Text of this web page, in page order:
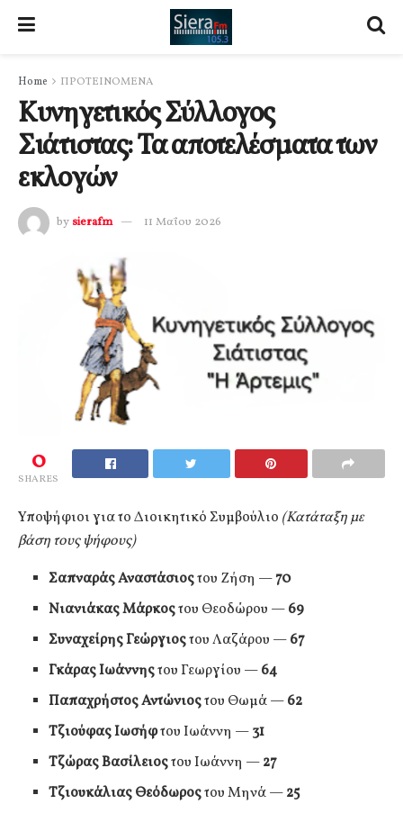
Home ΠΡΟΤΕΙΝΟΜΕΝΑ
Κυνηγετικός Σύλλογος
Σιάτιστας: Τα αποτελέσματα των
εκλογών
by sierafm 11 Μαΐου 2026
0
SHARES
Υποψήφιοι για το Διοικητικό Συμβούλιο (Κατάταξη με
βάση τους ψήφους)
Σαπναράς Αναστάσιοςτου Ζήση —70
Νιανιάκας Μάρκοςτου Θεοδώρου —69
Συναχείρης Γεώργιοςτου Λαζάρου —67
Γκάρας Ιωάννηςτου Γεωργίου —64
Παπαχρήστος Αντώνιοςτου Θωμά —62
Τζιούφας Ιωσήφτου Ιωάννη —31
Τζώρας Βασίλειοςτου Ιωάννη —27
Τζιουκάλιας Θεόδωροςτου Μηνά —25